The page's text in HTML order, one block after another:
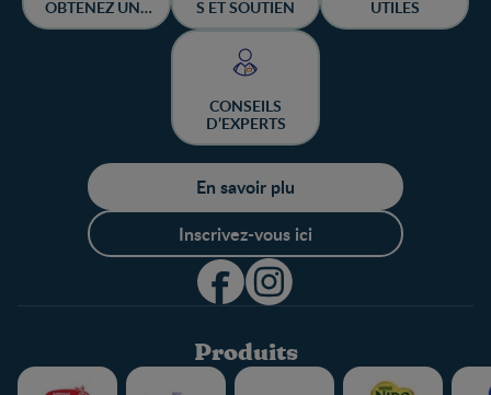
OBTENEZ UNE
CHANCE DE
S ET SOUTIEN
UTILES
CONSEILS
D’EXPERTS
En savoir plu
Inscrivez-vous ici
Produits